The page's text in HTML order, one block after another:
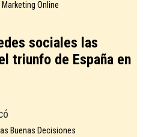
Online
sociales las
triunfo de España en
Buenas Decisiones